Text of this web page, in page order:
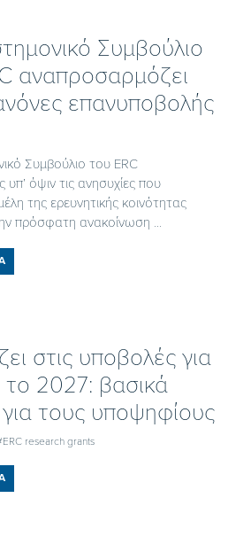
Συμβούλιο
αναπροσαρμόζει
επανυποβολής
Συμβούλιο του ERC
όψιν τις ανησυχίες που
της ερευνητικής κοινότητας
πρόσφατη ανακοίνωση ...
στις υποβολές για
το 2027: βασικά
τους υποψηφίους
research grants